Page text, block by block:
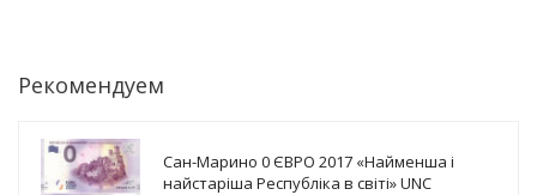
Рекомендуем
Сан-Марино 0 ЄВРО 2017 «Найменша і
найстаріша Республіка в світі» UNC